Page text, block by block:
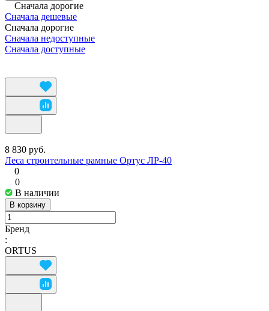
Сначала дорогие
Сначала дешевые
Сначала дорогие
Сначала недоступные
Сначала доступные
8 830 руб.
Леса строительные рамные Ортус ЛР-40
0
0
В наличии
В корзину
Бренд
:
ORTUS